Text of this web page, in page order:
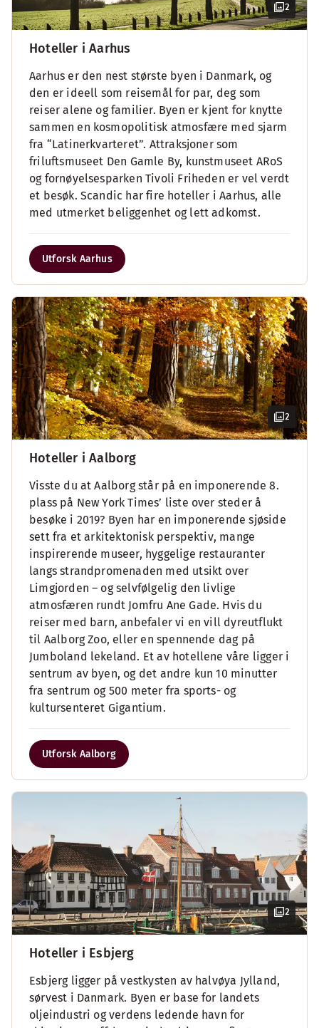
2
Hoteller i Aarhus
Aarhus er den nest største byen i Danmark, og
den er ideell som reisemål for par, deg som
reiser alene og familier. Byen er kjent for knytte
sammen en kosmopolitisk atmosfære med sjarm
fra “Latinerkvarteret”. Attraksjoner som
friluftsmuseet Den Gamle By, kunstmuseet ARoS
og fornøyelsesparken Tivoli Friheden er vel verdt
et besøk. Scandic har fire hoteller i Aarhus, alle
med utmerket beliggenhet og lett adkomst.
Utforsk Aarhus
2
Hoteller i Aalborg
Visste du at Aalborg står på en imponerende 8.
plass på New York Times’ liste over steder å
besøke i 2019? Byen har en imponerende sjøside
sett fra et arkitektonisk perspektiv, mange
inspirerende museer, hyggelige restauranter
langs strandpromenaden med utsikt over
Limgjorden – og selvfølgelig den livlige
atmosfæren rundt Jomfru Ane Gade. Hvis du
reiser med barn, anbefaler vi en vill dyreutflukt
til Aalborg Zoo, eller en spennende dag på
Jumboland lekeland. Et av hotellene våre ligger i
sentrum av byen, og det andre kun 10 minutter
fra sentrum og 500 meter fra sports- og
kultursenteret Gigantium.
Utforsk Aalborg
2
Hoteller i Esbjerg
Esbjerg ligger på vestkysten av halvøya Jylland,
sørvest i Danmark. Byen er base for landets
oljeindustri og verdens ledende havn for